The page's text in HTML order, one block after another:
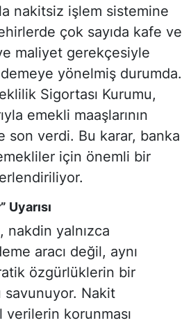
nakitsiz işlem sistemine
çok sayıda kafe ve
maliyet gerekçesiyle
yönelmiş durumda.
Sigortası Kurumu,
emekli maaşlarının
son verdi. Bu karar, banka
için önemli bir
Uyarısı
yalnızca
aracı değil, aynı
özgürlüklerin bir
savunuyor. Nakit
korunması